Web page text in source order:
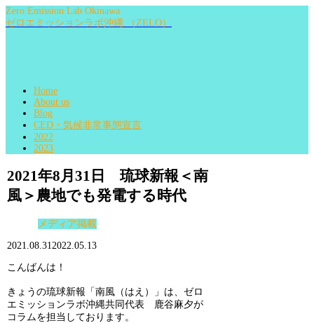
Zero Emission Lab Okinawa
ゼロエミッションラボ沖縄 （ZELO）
Home
About us
Blog
CED・気候非常事態宣言
2022
2023
2021年8月31日 琉球新報＜南
風＞農地でも発電する時代
メディア掲載
2021.08.31 2022.05.13
こんばんは！
きょうの琉球新報「南風（はえ）」は、ゼロ
エミッションラボ沖縄共同代表 鹿谷麻夕が
コラムを担当しております。